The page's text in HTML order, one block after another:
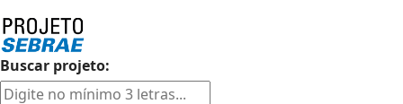
Buscar projeto: